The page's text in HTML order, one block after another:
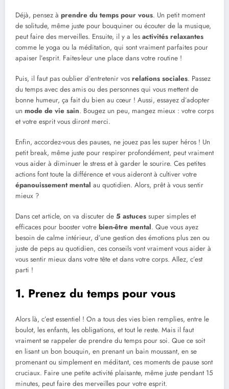
Déjà, pensez à prendre du temps pour vous. Un petit moment
de solitude, même juste pour bouquiner ou écouter de la musique,
peut faire des merveilles. Ensuite, il y a les activités relaxantes
comme le yoga ou la méditation, qui sont vraiment parfaites pour
apaiser l’esprit. Faites-leur une place dans votre routine !
Puis, il faut pas oublier d’entretenir vos relations sociales. Passez
du temps avec des amis ou des personnes qui vous mettent de
bonne humeur, ça fait du bien au cœur ! Aussi, essayez d’adopter
un mode de vie sain. Bougez un peu, mangez mieux : votre corps
et votre esprit vous diront merci.
Enfin, accordez-vous des pauses, ne jouez pas les super héros ! Un
petit break, même juste pour respirer profondément, peut vraiment
vous aider à diminuer le stress et à garder le sourire. Ces petites
actions font toute la différence et vous aideront à cultiver votre
épanouissement mental au quotidien. Alors, prêt à vous sentir
mieux ?
Dans cet article, on va discuter de 5 astuces super simples et
efficaces pour booster votre bien-être mental. Que vous ayez
besoin de calme intérieur, d’une gestion des émotions plus zen ou
juste de peps au quotidien, ces conseils vont vraiment vous aider à
vous sentir mieux dans votre tête et dans votre corps. Allez, c’est
parti !
1. Prenez du temps pour vous
Alors là, c’est essentiel ! On a tous des vies bien remplies, entre le
boulot, les enfants, les obligations, et tout le reste. Mais il faut
vraiment se rappeler de prendre du temps pour soi. Que ce soit
en lisant un bon bouquin, en prenant un bain moussant, en se
promenant ou simplement en méditant, ces moments de pause sont
cruciaux. Faire une petite activité plaisante, même juste pendant 15
minutes, peut faire des merveilles pour votre esprit.